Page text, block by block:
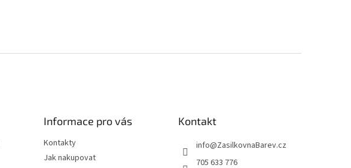
Informace pro vás
Kontakty
Jak nakupovat
Kontakt
info@ZasilkovnaBarev.cz
705 633 776